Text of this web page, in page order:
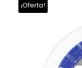
¡Oferta!